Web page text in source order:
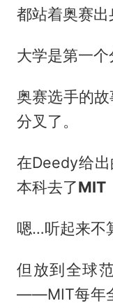
都站着奥赛出
大学是第一个
奥赛选手的
分叉了。
在Deedy给
本科去了MIT
嗯…听起来不
但放到全球
——MIT每年